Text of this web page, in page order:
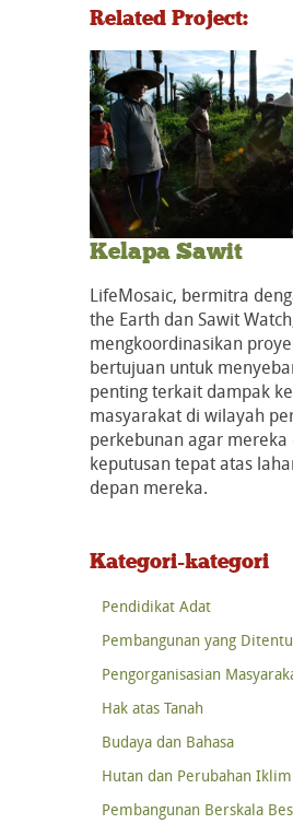
Related Project:
Kelapa Sawit
LifeMosaic, bermitra
the Earth dan Sawit
mengkoordinasikan
bertujuan untuk
penting terkait dampak
masyarakat di wilayah
perkebunan agar
keputusan tepat atas
depan mereka.
Kategori-kategori
Pendidikat Adat
Pembangunan yang
Pengorganisasian
Hak atas Tanah
Budaya dan Bahasa
Hutan dan Perubahan Iklim
Pembangunan Berskala